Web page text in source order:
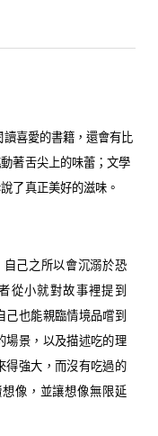
喜愛的書籍，還會有比
著舌尖上的味蕾；文學
了真正美好的滋味。
己之所以會沉溺於恐
從小就對故事裡提到
己也能親臨情境品嚐到
場景，以及描述吃的理
得強大，而沒有吃過的
像，並讓想像無限延